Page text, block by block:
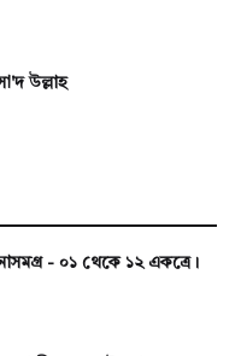
উল্লাহ
- ০১ থেকে ১২ একত্রে।